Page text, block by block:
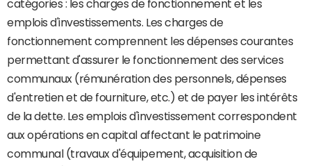
catégories : les charges de fonctionnement et les
emplois d'investissements. Les charges de
fonctionnement comprennent les dépenses courantes
permettant d'assurer le fonctionnement des services
communaux (rémunération des personnels, dépenses
d'entretien et de fourniture, etc.) et de payer les intérêts
de la dette. Les emplois d'investissement correspondent
aux opérations en capital affectant le patrimoine
communal (travaux d'équipement, acquisition de